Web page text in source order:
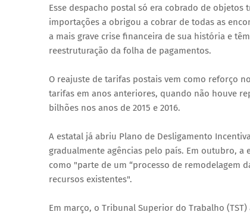
Esse despacho postal só era cobrado de
importações a obrigou a cobrar de todas as
a mais grave crise financeira de sua história e
reestruturação da folha de pagamentos.
O reajuste de tarifas postais vem como reforço
tarifas em anos anteriores, quando não houve
bilhões nos anos de 2015 e 2016.
A estatal já abriu Plano de Desligamento
gradualmente agências pelo país. Em outubro, a
como "parte de um “processo de remodelagem
recursos existentes".
Em março, o Tribunal Superior do Trabalho